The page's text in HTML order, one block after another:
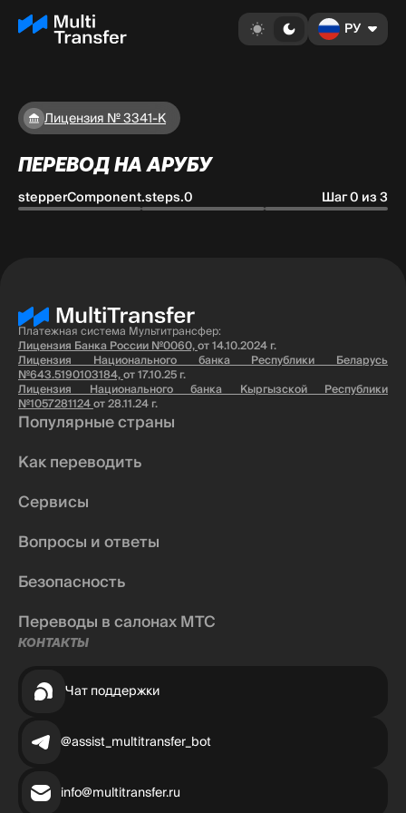
РУ
Лицензия № 3341-К
ПЕРЕВОД НА АРУБУ
stepperComponent.steps.0 Шаг 0 из 3
Платежная система Мультитрансфер:
Лицензия Банка России №0060,от 14.10.2024 г.
Лицензия Национального банка Республики Беларусь
№643.5190103184,от 17.10.25 г.
Лицензия Национального банка Кыргызской Республики
№1057281124от 28.11.24 г.
Популярные страны
Как переводить
Сервисы
Вопросы и ответы
Безопасность
Переводы в салонах МТС
КОНТАКТЫ
Чат поддержки
@assist_multitransfer_bot
info@multitransfer.ru